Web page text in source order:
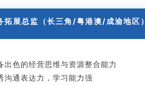
拓展总监（长三角/粤港澳/成渝地区）
出色的经营思维与资源整合能力
沟通表达力，学习能力强